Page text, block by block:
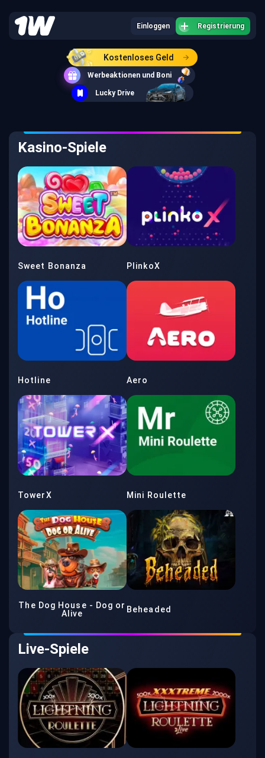
Kostenloses Geld
Werbeaktionen und Boni
Lucky Drive
Einloggen Registrierung
Kasino-Spiele
Sweet Bonanza PlinkoX
Hotline Aero
TowerX Mini Roulette
The Dog House - Dog or
Alive
Beheaded
Live-Spiele